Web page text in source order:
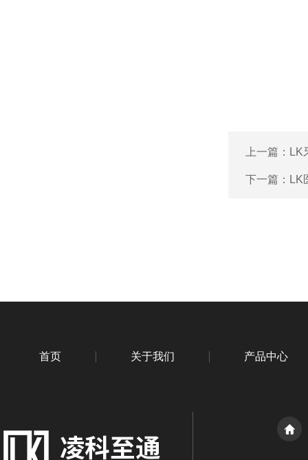
上一篇： LK
下一篇： LK
首页 关于我们 产品中心